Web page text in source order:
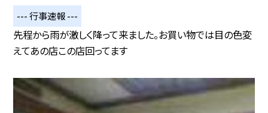
--- 行事速報 ---
先程から雨が激しく降って来ました。お買い物では目の色変
えてあの店この店回ってます